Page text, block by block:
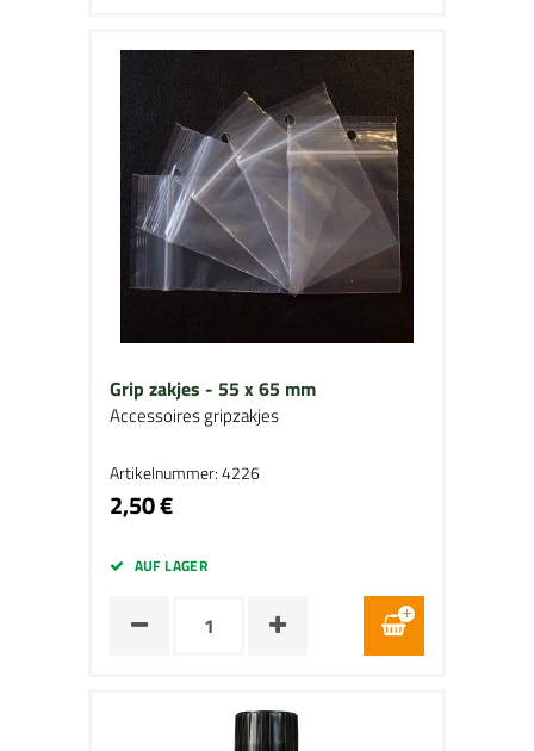
Grip zakjes - 55 x 65 mm
Accessoires gripzakjes
Artikelnummer: 4226
2,50 €
AUF LAGER